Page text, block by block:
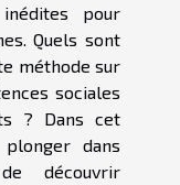
pour
Quels sont
méthode sur
sociales
? Dans cet
dans
découvrir